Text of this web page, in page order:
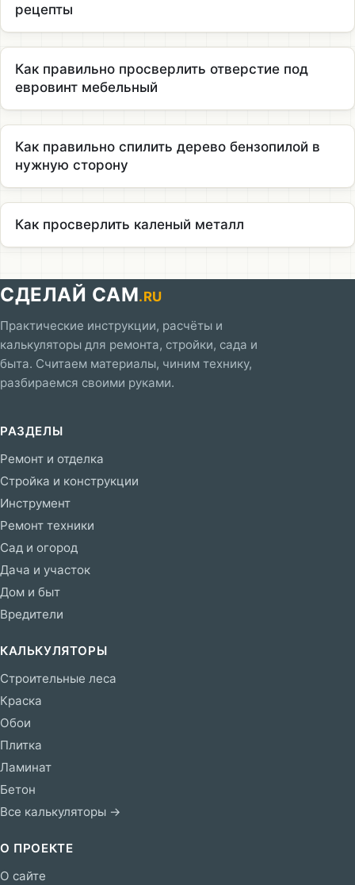
рецепты
Как правильно просверлить отверстие под
евровинт мебельный
Как правильно спилить дерево бензопилой в
нужную сторону
Как просверлить каленый металл
СДЕЛАЙ САМ.RU
Практические инструкции, расчёты и
калькуляторы для ремонта, стройки, сада и
быта. Считаем материалы, чиним технику,
разбираемся своими руками.
РАЗДЕЛЫ
Ремонт и отделка
Стройка и конструкции
Инструмент
Ремонт техники
Сад и огород
Дача и участок
Дом и быт
Вредители
КАЛЬКУЛЯТОРЫ
Строительные леса
Краска
Обои
Плитка
Ламинат
Бетон
Все калькуляторы →
О ПРОЕКТЕ
О сайте